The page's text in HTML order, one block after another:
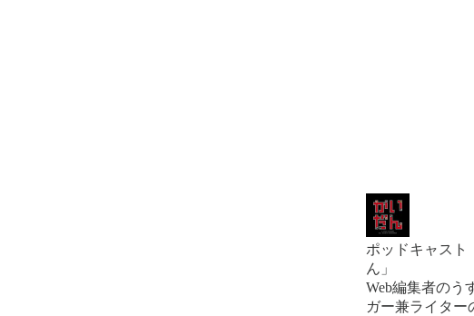
ポッドキャスト
ん」
Web編集者のう
ガー兼ライター